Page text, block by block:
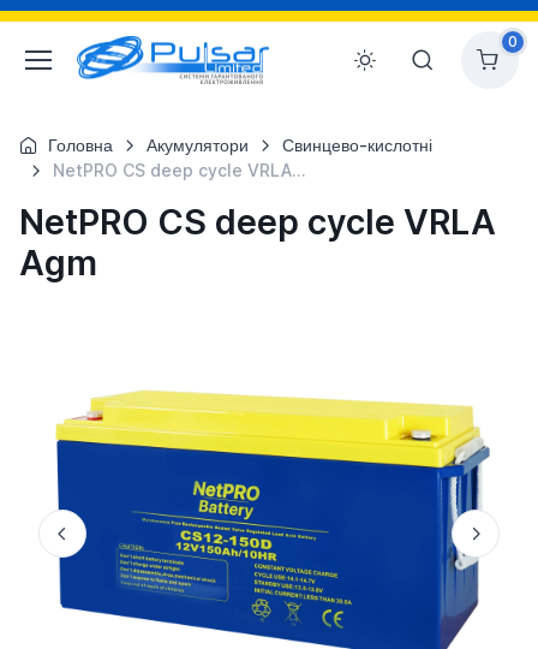
0
Головна Акумулятори
Свинцево-кислотні
NetPRO CS deep cycle VRLA Agm
NetPRO CS deep cycle VRLA
Agm